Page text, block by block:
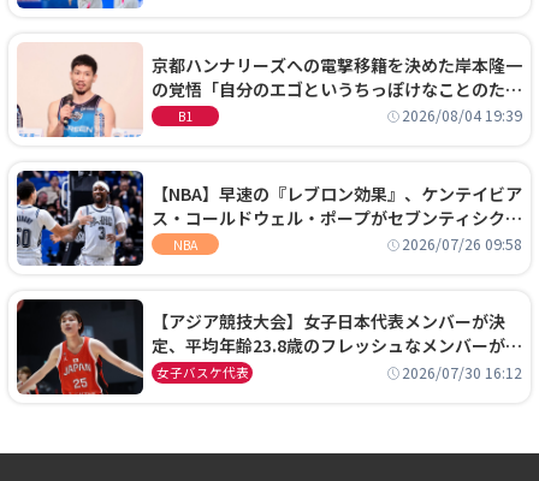
京都ハンナリーズへの電撃移籍を決めた岸本隆一
の覚悟「自分のエゴというちっぽけなことのため
に、京都に来たわけではない」
B1 2026/08/04 19:39
【NBA】早速の『レブロン効果』、ケンテイビア
ス・コールドウェル・ポープがセブンティシクサ
ーズに1年契約で加入
NBA 2026/07/26 09:58
【アジア競技大会】女子日本代表メンバーが決
定、平均年齢23.8歳のフレッシュなメンバーが日
本開催の大舞台で頂点を狙う
女子バスケ代表 2026/07/30 16:12